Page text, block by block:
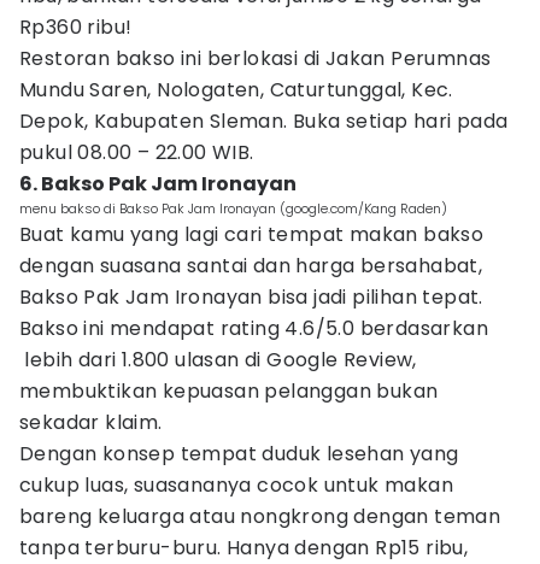
Rp360 ribu!
Restoran bakso ini berlokasi di Jakan Perumnas
Mundu Saren, Nologaten, Caturtunggal, Kec.
Depok, Kabupaten Sleman. Buka setiap hari pada
pukul 08.00 – 22.00 WIB.
6. Bakso Pak Jam Ironayan
menu bakso di Bakso Pak Jam Ironayan (google.com/Kang Raden)
Buat kamu yang lagi cari tempat makan bakso
dengan suasana santai dan harga bersahabat,
Bakso Pak Jam Ironayan bisa jadi pilihan tepat.
Bakso ini mendapat rating 4.6/5.0 berdasarkan
lebih dari 1.800 ulasan di Google Review,
membuktikan kepuasan pelanggan bukan
sekadar klaim.
Dengan konsep tempat duduk lesehan yang
cukup luas, suasananya cocok untuk makan
bareng keluarga atau nongkrong dengan teman
tanpa terburu-buru. Hanya dengan Rp15 ribu,